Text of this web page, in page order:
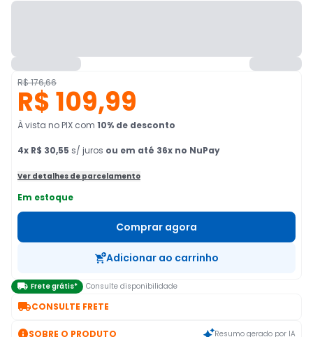
R$ 176,66
R$ 109,99
À vista no PIX com 10% de desconto
4x R$ 30,55 s/ juros ou em até 36x no NuPay
Ver detalhes de parcelamento
Em estoque
Comprar agora
Adicionar ao carrinho
 Frete grátis* Consulte disponibilidade
CONSULTE FRETE
SOBRE O PRODUTO Resumo gerado por IA